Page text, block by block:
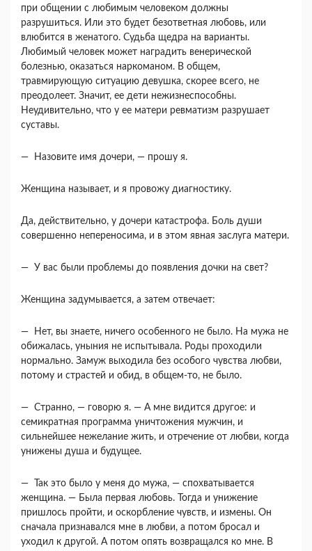
при общении с любимым че­ловеком должны
разрушиться. Или это будет бе­зответная любовь, или
влюбится в женатого. Судьба щедра на варианты.
Любимый человек мо­жет наградить венерической
болезнью, оказаться наркоманом. В общем,
травмирующую ситуацию девушка, скорее всего, не
преодолеет. Значит, ее дети нежизнеспособны.
Неудивительно, что у ее матери ревматизм разрушает
суставы.
— Назовите имя дочери, — прошу я.
Женщина называет, и я провожу диагностику.
Да, действительно, у дочери катастрофа. Боль души
совершенно непереносима, и в этом явная заслуга матери.
— У вас были проблемы до появления дочки на свет?
Женщина задумывается, а затем отвечает:
— Нет, вы знаете, ничего особенного не было. На мужа не
обижалась, уныния не испытывала. Роды проходили
нормально. Замуж выходила без особого чувства любви,
потому и страстей и обид, в общем-то, не было.
— Странно, — говорю я. — А мне видится дру­гое: и
семикратная программа уничтожения муж­чин, и
сильнейшее нежелание жить, и отречение от любви, когда
унижены душа и будущее.
— Так это было у меня до мужа, — спохваты­вается
женщина. — Была первая любовь. Тогда и унижение
пришлось пройти, и оскорбление чувств, и измены. Он
сначала признавался мне в любви, а потом бросал и
уходил к другой. А потом опять возвращался ко мне. В